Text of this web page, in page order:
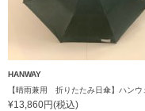
HANWAY
¥13,860円(税込)